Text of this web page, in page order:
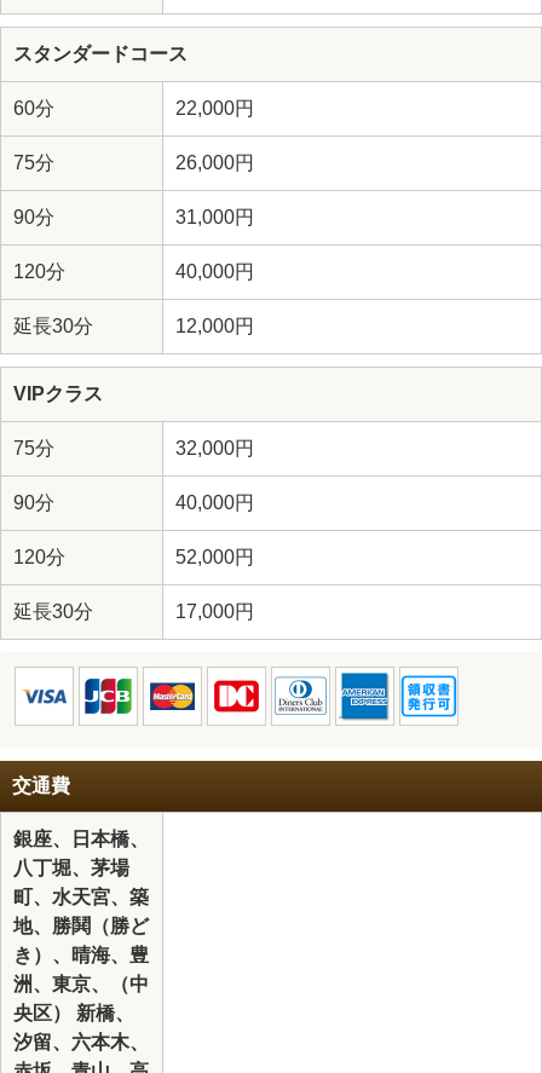
スタンダードコース
60分 22,000円
75分 26,000円
90分 31,000円
120分 40,000円
延長30分 12,000円
VIPクラス
75分 32,000円
90分 40,000円
120分 52,000円
延長30分 17,000円
交通費
銀座、日本橋、
八丁堀、茅場
町、水天宮、築
地、勝鬨（勝ど
き）、晴海、豊
洲、東京、（中
央区） 新橋、
汐留、六本木、